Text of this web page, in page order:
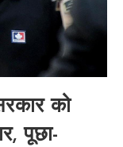
को
पूछा-